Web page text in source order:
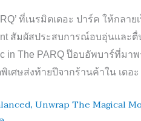
ที่เนรมิตเดอะ ปาร์ค ให้กลา
สัมผัสประสบการณ์อบอุ่นและตื่
in The PARQ ป๊อบอัพบาร์ที่มาพ
เศษส่งท้ายปีจากร้านค้าใน เดอ